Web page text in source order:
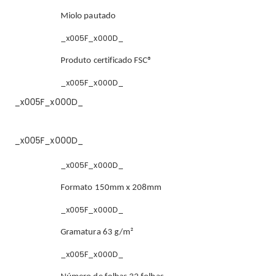
Miolo pautado
_x005F_x000D_
Produto certificado FSC®
_x005F_x000D_
_x005F_x000D_
_x005F_x000D_
_x005F_x000D_
Formato 150mm x 208mm
_x005F_x000D_
Gramatura 63 g/m²
_x005F_x000D_